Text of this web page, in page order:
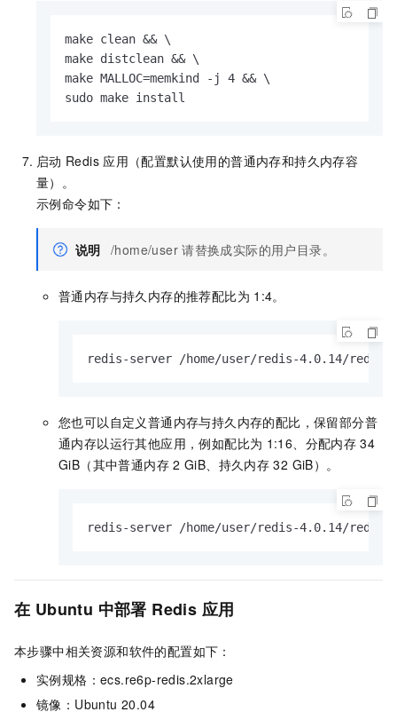
make clean && \
make distclean && \
make MALLOC=memkind -j 4 && \
sudo make install
启动 Redis 应用（配置默认使用的普通内存和持久内存容
量）。
示例命令如下：
说明 /home/user 请替换成实际的用户目录。
普通内存与持久内存的推荐配比为 1:4。
redis-server /home/user/redis-4.0.14/
您也可以自定义普通内存与持久内存的配比，保留部分普
通内存以运行其他应用，例如配比为 1:16、分配内存 34
GiB（其中普通内存 2 GiB、持久内存 32 GiB）。
redis-server /home/user/redis-4.0.14/
在 Ubuntu 中部署 Redis 应用
本步骤中相关资源和软件的配置如下：
实例规格：ecs.re6p-redis.2xlarge
镜像：Ubuntu 20.04